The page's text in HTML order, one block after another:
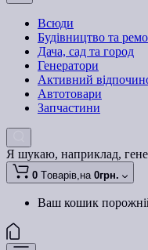
Всюди
Будівництво та
Дача, сад та город
Генератори
Активний
Автотовари
Запчастини
Я шукаю, наприклад,
0 Tоварів,на 0грн.
Ваш кошик